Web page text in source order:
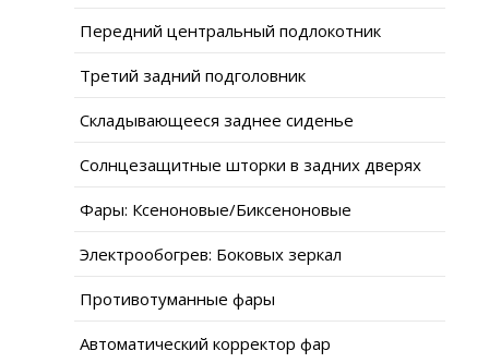
Передний центральный подлокотник
Третий задний подголовник
Складывающееся заднее сиденье
Солнцезащитные шторки в задних дверях
Фары: Ксеноновые/Биксеноновые
Электрообогрев: Боковых зеркал
Противотуманные фары
Автоматический корректор фар